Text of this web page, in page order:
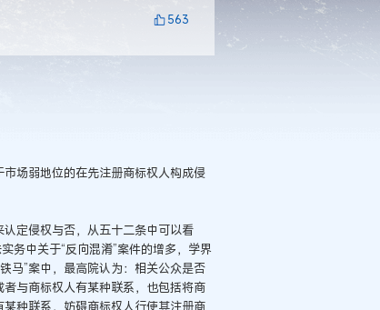
563
场弱地位的在先注册商标权人构成侵
定侵权与否，从五十二条中可以看
务中关于“反向混淆”案件的增多，学界
马”案中，最高院认为：相关公众是否
与商标权人有某种联系，也包括将商
种联系，妨碍商标权人行使其注册商